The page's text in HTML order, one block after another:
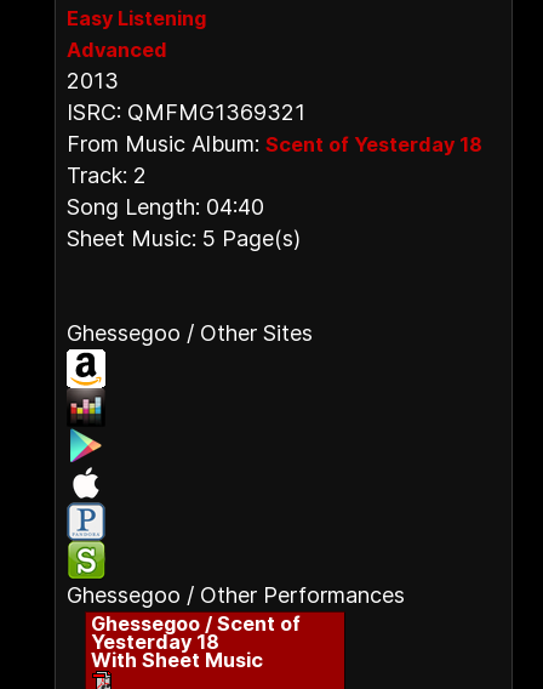
Easy Listening
Advanced
2013
ISRC: QMFMG1369321
From Music Album: Scent of Yesterday 18
Track: 2
Song Length: 04:40
Sheet Music: 5 Page(s)
Ghessegoo / Other Sites
Ghessegoo / Other Performances
Ghessegoo / Scent of
Yesterday 18
With Sheet Music